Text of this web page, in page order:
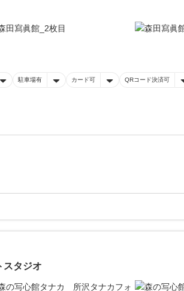
駐車場有 カード可 QRコード決済可
タジオ